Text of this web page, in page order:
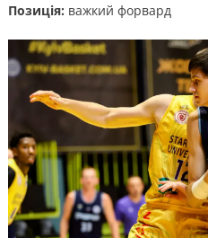
Позиція: важкий форвард